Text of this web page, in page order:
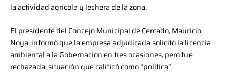
la actividad agrícola y lechera de la zona.
El presidente del Concejo Municipal de Cercado, Mauricio
Noya, informó que la empresa adjudicada solicitó la licencia
ambiental a la Gobernación en tres ocasiones, pero fue
rechazada; situación que calificó como “política”.